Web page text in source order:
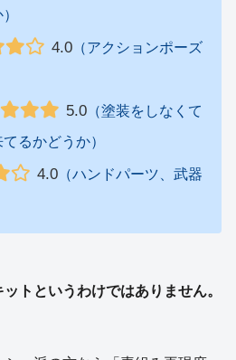
4.0（アクションポーズ
5.0（塗装をしなくて
るかどうか）
4.0（ハンドパーツ、武器
トというわけではありません。